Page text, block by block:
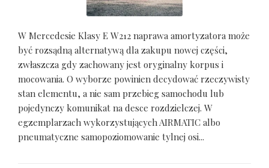
W Mercedesie Klasy E W212 naprawa amortyzatora może
być rozsądną alternatywą dla zakupu nowej części,
zwłaszcza gdy zachowany jest oryginalny korpus i
mocowania. O wyborze powinien decydować rzeczywisty
stan elementu, a nie sam przebieg samochodu lub
pojedynczy komunikat na desce rozdzielczej. W
egzemplarzach wykorzystujących AIRMATIC albo
pneumatyczne samopoziomowanie tylnej osi...